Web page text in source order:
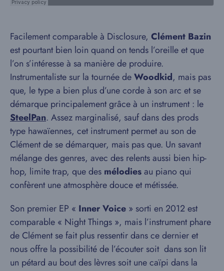
Facilement comparable à Disclosure, Clément Bazin
est pourtant bien loin quand on tends l’oreille et que
l’on s’intéresse à sa manière de produire.
Instrumentaliste sur la tournée deWoodkid, mais pas
que, le type a bien plus d’une corde à son arc et se
démarque principalement grâce à un instrument : le
SteelPan. Assez marginalisé, sauf dans des prods
type hawaïennes, cet instrument permet au son de
Clément de se démarquer, mais pas que. Un savant
mélange des genres, avec des relents aussi bien hip-
hop, limite trap, que des mélodiesau piano qui
confèrent une atmosphère douce et métissée.
Son premier EP « Inner Voice » sorti en 2012 est
comparable « Night Things », mais l’instrument phare
de Clément se fait plus ressentir dans ce dernier et
nous offre la possibilité de l’écouter soit dans son lit
un pétard au bout des lèvres soit une caïpi dans la